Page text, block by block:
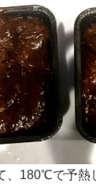
、180℃で予熱